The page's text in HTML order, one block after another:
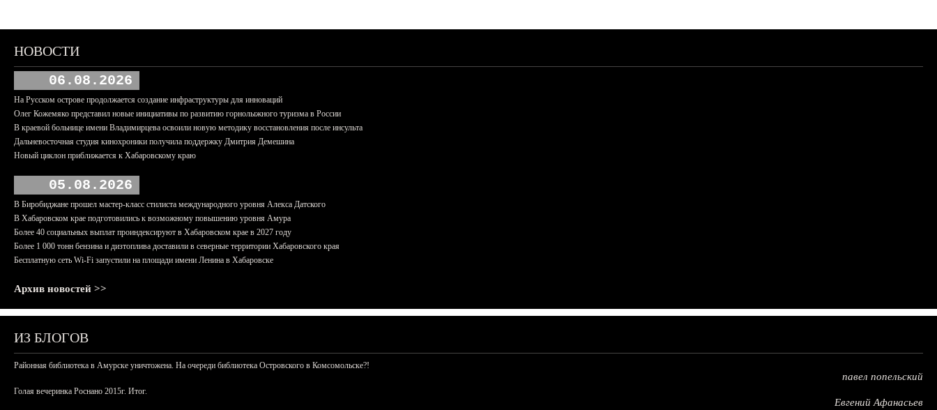
НОВОСТИ
06.08.2026
На Русском острове продолжается создание инфраструктуры для инноваций
Олег Кожемяко представил новые инициативы по развитию горнолыжного туризма в России
В краевой больнице имени Владимирцева освоили новую методику восстановления после инсульта
Дальневосточная студия кинохроники получила поддержку Дмитрия Демешина
Новый циклон приближается к Хабаровскому краю
05.08.2026
В Биробиджане прошел мастер-класс стилиста международного уровня Алекса Датского
В Хабаровском крае подготовились к возможному повышению уровня Амура
Более 40 социальных выплат проиндексируют в Хабаровском крае в 2027 году
Более 1 000 тонн бензина и дизтоплива доставили в северные территории Хабаровского края
Бесплатную сеть Wi-Fi запустили на площади имени Ленина в Хабаровске
Архив новостей >>
ИЗ БЛОГОВ
Районная библиотека в Амурске уничтожена. На очереди библиотека Островского в Комсомольске?!
павел попельский
Голая вечеринка Роснано 2015г. Итог.
Евгений Афанасьев